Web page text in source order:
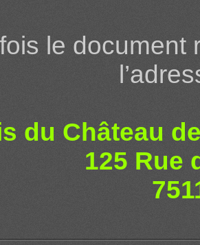
le document
du Château
125 Rue